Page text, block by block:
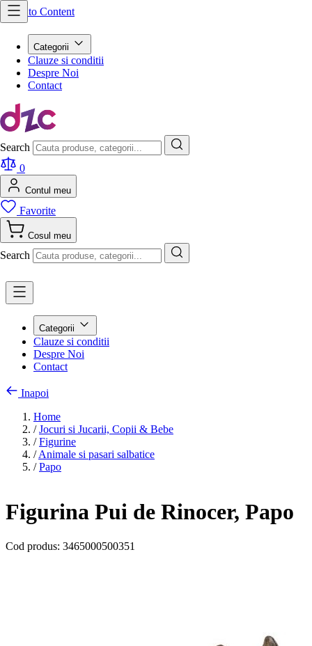
Skip to Content
Categorii
Clauze si conditii
Despre Noi
Contact
Search
0
Contul meu
Favorite
Cosul meu
Search
Categorii
Clauze si conditii
Despre Noi
Contact
Inapoi
Home
/ Jocuri si Jucarii, Copii & Bebe
/ Figurine
/ Animale si pasari salbatice
/ Papo
Figurina Pui de Rinocer, Papo
Cod produs: 3465000500351